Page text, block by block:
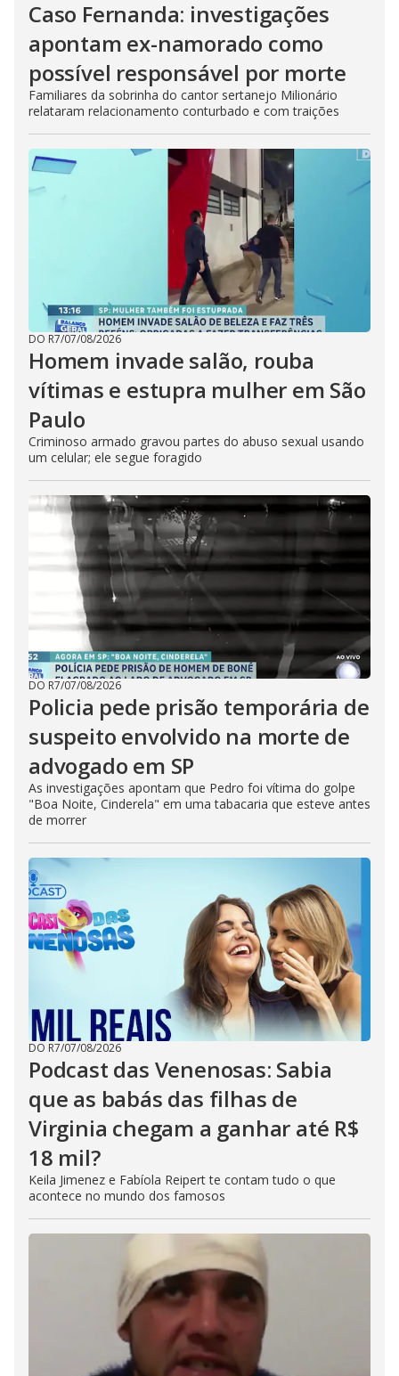
Caso Fernanda: investigações
apontam ex-namorado como
possível responsável por morte
Familiares da sobrinha do cantor sertanejo Milionário
relataram relacionamento conturbado e com traições
DO R7/07/08/2026
Homem invade salão, rouba
vítimas e estupra mulher em São
Paulo
Criminoso armado gravou partes do abuso sexual usando
um celular; ele segue foragido
DO R7/07/08/2026
Policia pede prisão temporária de
suspeito envolvido na morte de
advogado em SP
As investigações apontam que Pedro foi vítima do golpe
"Boa Noite, Cinderela" em uma tabacaria que esteve antes
de morrer
DO R7/07/08/2026
Podcast das Venenosas: Sabia
que as babás das filhas de
Virginia chegam a ganhar até R$
18 mil?
Keila Jimenez e Fabíola Reipert te contam tudo o que
acontece no mundo dos famosos